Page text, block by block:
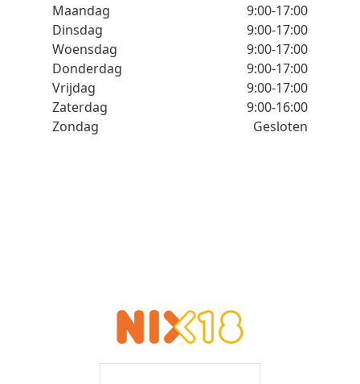
Maandag
9:00-17:00
Dinsdag
9:00-17:00
Woensdag
9:00-17:00
Donderdag
9:00-17:00
Vrijdag
9:00-17:00
Zaterdag
9:00-16:00
Zondag
Gesloten